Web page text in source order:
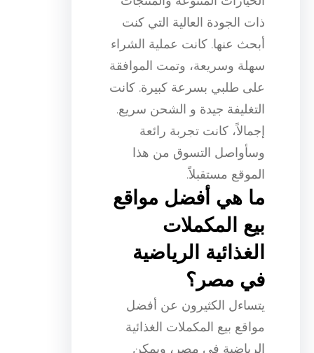
ذات الجودة العالية التي كنت
أبحث عنها. كانت عملية الشراء
سهلة وسريعة، وتمت الموافقة
على طلبي بسرعة كبيرة. كانت
التغليفة جيدة و الشحن سريع.
إجمالاً، كانت تجربة رائعة
وسأواصل التسوق من هذا
الموقع مستقبلاً.
ما هي أفضل مواقع
بيع المكملات
الغذائية الرياضية
في مصر؟
يتساءل الكثيرون عن أفضل
مواقع بيع المكملات الغذائية
الرياضية في مصر، ويمكن